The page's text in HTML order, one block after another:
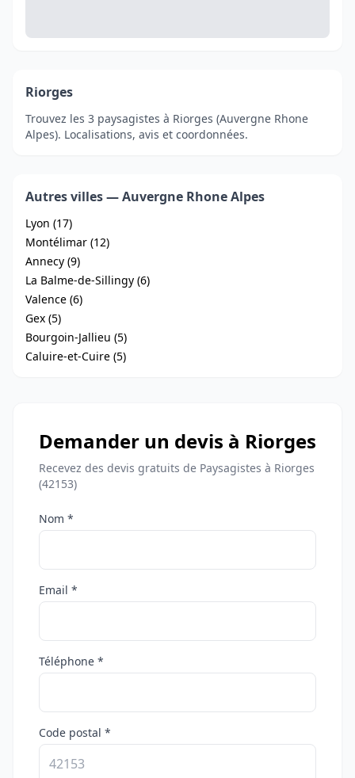
Riorges
Trouvez les 3 paysagistes à Riorges (Auvergne Rhone
Alpes). Localisations, avis et coordonnées.
Autres villes — Auvergne Rhone Alpes
Lyon (17)
Montélimar (12)
Annecy (9)
La Balme-de-Sillingy (6)
Valence (6)
Gex (5)
Bourgoin-Jallieu (5)
Caluire-et-Cuire (5)
Demander un devis à Riorges
Recevez des devis gratuits de Paysagistes à Riorges
(42153)
Nom *
Email *
Téléphone *
Code postal *